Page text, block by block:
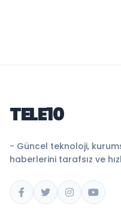
TELE10
- Güncel teknoloji,
haberlerini tarafsız ve